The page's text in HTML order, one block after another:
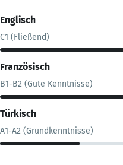
Englisch
C1 (Fließend)
Französisch
B1-B2 (Gute Kenntnisse)
Türkisch
A1-A2 (Grundkenntnisse)